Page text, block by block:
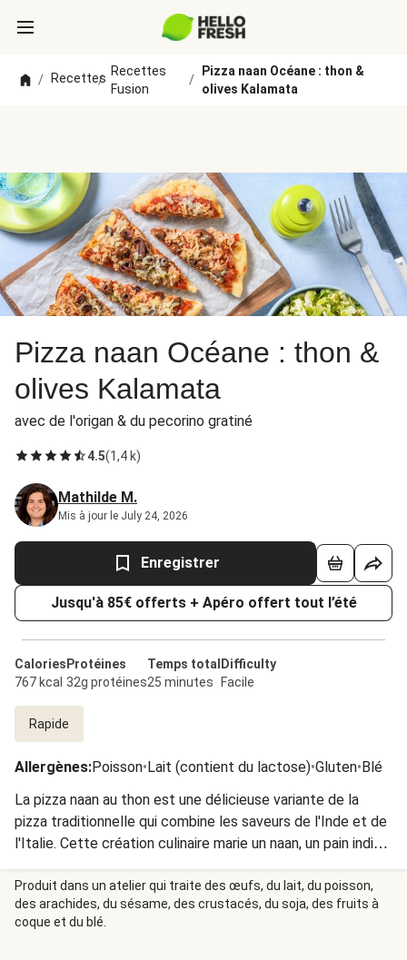
/ Recettes
/
Recettes
Fusion
/
Pizza naan Océane : thon &
olives Kalamata
Pizza naan Océane : thon &
olives Kalamata
avec de l'origan & du pecorino gratiné
4.5(1,4 k)
Mathilde M.
Mis à jour le July 24, 2026
Enregistrer
Jusqu'à 85€ offerts + Apéro offert tout l’été
Calories
767 kcal
Protéines
32g protéines
Temps total
25 minutes
Difficulty
Facile
Rapide
Allergènes:Poisson•Lait (contient du lactose)•Gluten•Blé
La pizza naan au thon est une délicieuse variante de la
pizza traditionnelle qui combine les saveurs de l'Inde et de
l'Italie. Cette création culinaire marie un naan, un pain indien
moelleux cuit au four, avec des ingrédients typiques d'une
pizza, en mettant en vedette le thon comme ingrédient
principal.
Produit dans un atelier qui traite des œufs, du lait, du poisson,
des arachides, du sésame, des crustacés, du soja, des fruits à
coque et du blé.